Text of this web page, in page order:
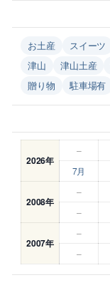
お土産 スイーツ
津山
津山土産
贈り物
駐車場有
2026年
–
7月
2008年
–
–
2007年
–
–